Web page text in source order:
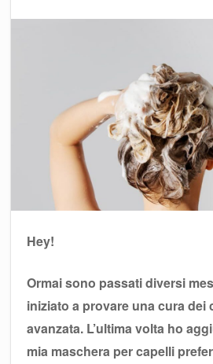
Hey!
Ormai sono passati diversi
iniziato a provare una cura dei
avanzata. L’ultima volta ho
mia maschera per capelli